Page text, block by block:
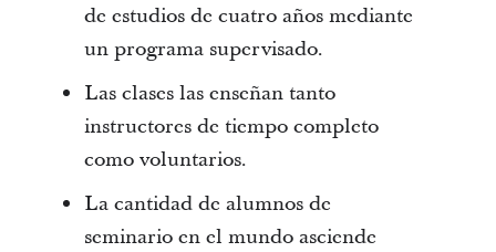
de estudios de cuatro años mediante
un programa supervisado.
Las clases las enseñan tanto
instructores de tiempo completo
como voluntarios.
La cantidad de alumnos de
seminario en el mundo asciende